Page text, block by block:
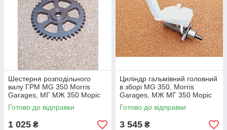
Шестерня розподільного
валу ГРМ MG 350 Morris
Garages, МГ МЖ 350 Моріс
Моріс Гараж
Готово до відправки
1 025 ₴
Циліндр гальмівний головний
в зборі MG 350, Morris
Garages, МЖ МГ 350 Моріс
Моріс Гараж
Готово до відправки
3 545 ₴